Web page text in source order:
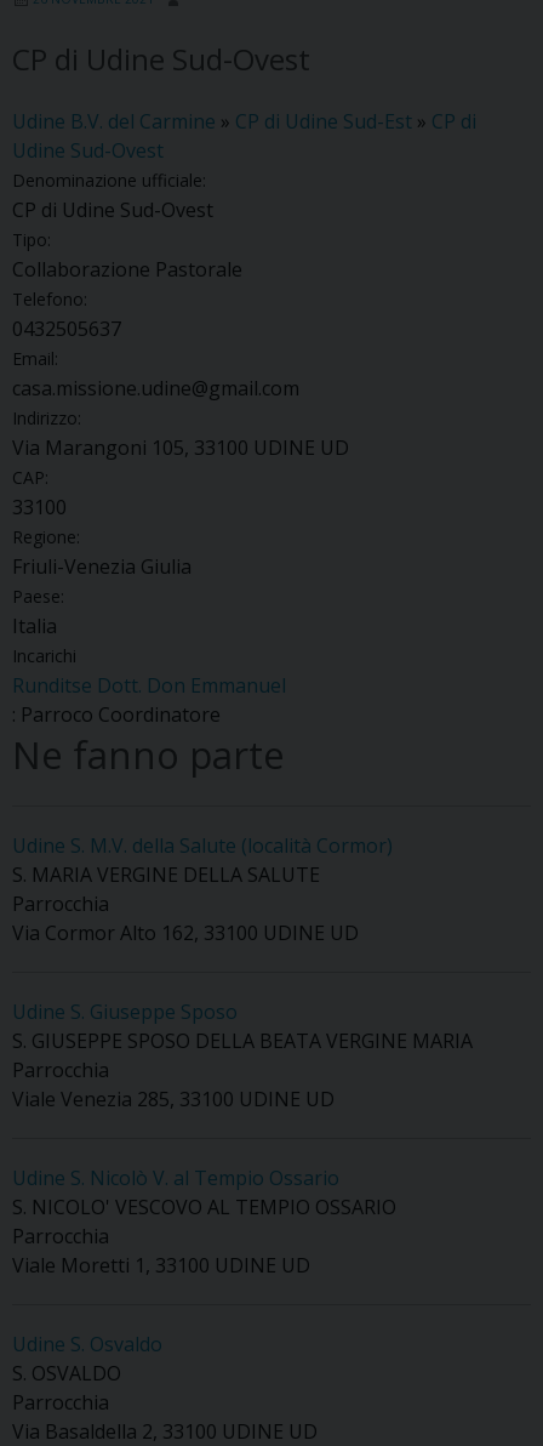
CP di Udine Sud-Ovest
Udine B.V. del Carmine » CP di Udine Sud-Est » CP di
Udine Sud-Ovest
Denominazione ufficiale:
CP di Udine Sud-Ovest
Tipo:
Collaborazione Pastorale
Telefono:
0432505637
Email:
casa.missione.udine@gmail.com
Indirizzo:
Via Marangoni 105, 33100 UDINE UD
CAP:
33100
Regione:
Friuli-Venezia Giulia
Paese:
Italia
Incarichi
Runditse Dott. Don Emmanuel
: Parroco Coordinatore
Ne fanno parte
Udine S. M.V. della Salute (località Cormor)
S. MARIA VERGINE DELLA SALUTE
Parrocchia
Via Cormor Alto 162, 33100 UDINE UD
Udine S. Giuseppe Sposo
S. GIUSEPPE SPOSO DELLA BEATA VERGINE MARIA
Parrocchia
Viale Venezia 285, 33100 UDINE UD
Udine S. Nicolò V. al Tempio Ossario
S. NICOLO' VESCOVO AL TEMPIO OSSARIO
Parrocchia
Viale Moretti 1, 33100 UDINE UD
Udine S. Osvaldo
S. OSVALDO
Parrocchia
Via Basaldella 2, 33100 UDINE UD